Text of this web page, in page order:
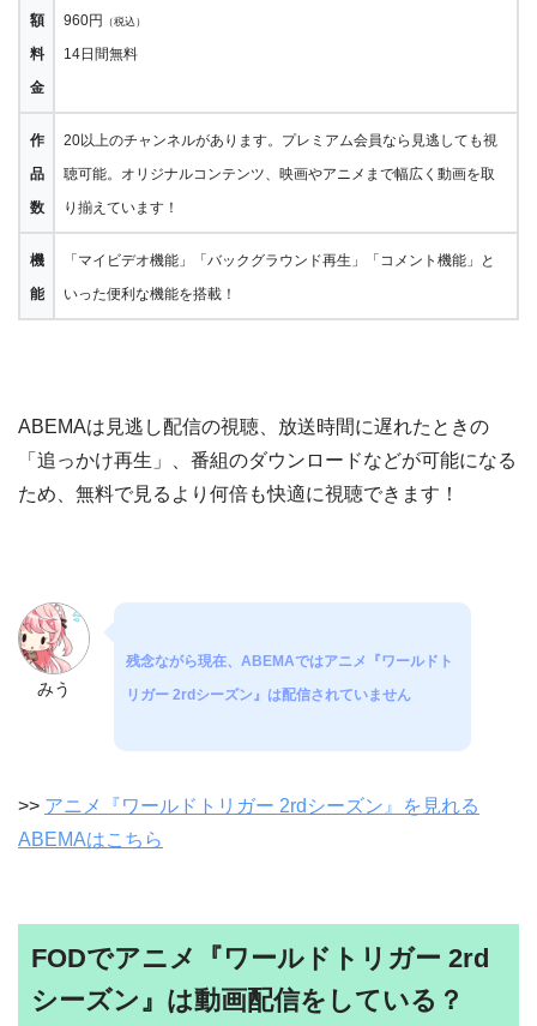
額
料
金
960円 （税込）
14日間無料
作
品
数
20以上のチャンネルがあります。プレミアム会員なら見逃しても視
聴可能。オリジナルコンテンツ、映画やアニメまで幅広く動画を取
り揃えています！
機
能
「マイビデオ機能」「バックグラウンド再生」「コメント機能」と
いった便利な機能を搭載！
ABEMAは見逃し配信の視聴、放送時間に遅れたときの
「追っかけ再生」、番組のダウンロードなどが可能になる
ため、無料で見るより何倍も快適に視聴できます！
みう
残念ながら現在、ABEMAではアニメ『ワールドト
リガー 2rdシーズン』は配信されていません
>> アニメ『ワールドトリガー 2rdシーズン』を見れる
ABEMAはこちら
FODでアニメ『ワールドトリガー 2rd
シーズン』は動画配信をしている？